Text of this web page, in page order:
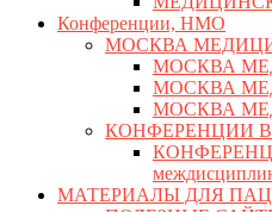
Конференции, НМО
МОСКВА
МОСКВА
МОСКВА
МОСКВА
КОНФЕРЕНЦИИ В
КОНФЕРЕНЦИИ
МАТЕРИАЛЫ ДЛЯ